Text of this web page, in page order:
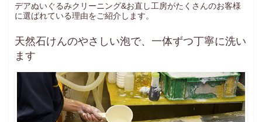
デアぬいぐるみクリーニング&お直し工房がたくさんのお客様
に選ばれている理由をご紹介します。
天然石けんのやさしい泡で、一体ずつ丁寧に洗い
ます